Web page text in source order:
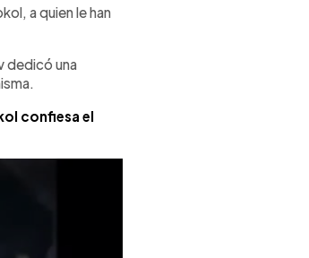
a quien le han
dedicó una
confiesa el